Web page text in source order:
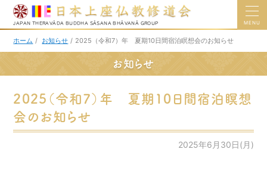
JAPAN THERAVĀDA BUDDHA SĀSANA BHĀVANĀ GROUP MENU
ホーム / お知らせ / 2025（令和7）年 夏期10日間宿泊瞑想会のお知らせ
お知らせ
2025（令和7）年 夏期10日間宿泊瞑想
会のお知らせ
2025年6月30日(月)